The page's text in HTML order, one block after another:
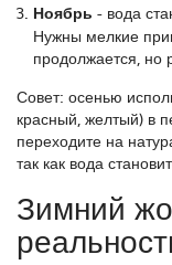
Ноябрь - вода
Нужны мелкие
продолжается, но
Совет: осенью
красный, желтый) в
переходите на
так как вода
Зимний